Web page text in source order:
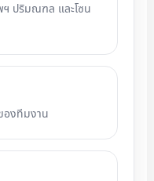
ฯ ปริมณฑล และโซน
องทีมงาน